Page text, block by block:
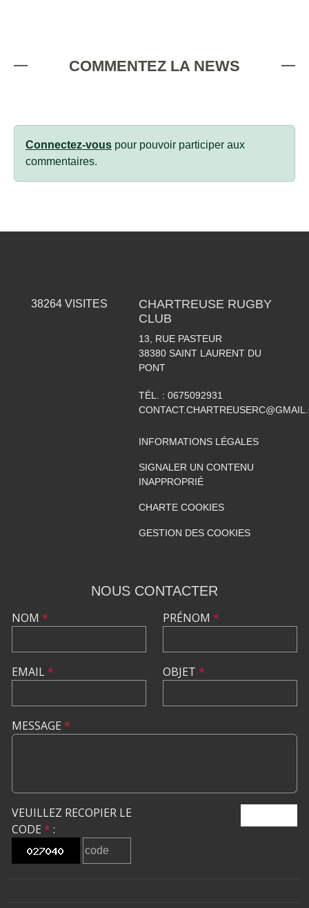
COMMENTEZ LA NEWS
Connectez-vous pour pouvoir participer aux
commentaires.
38264VISITES
CHARTREUSE RUGBY
CLUB
13, RUE PASTEUR
38380 SAINT LAURENT DU
PONT
TÉL. : 0675092931
INFORMATIONS LÉGALES
SIGNALER UN CONTENU
INAPPROPRIÉ
CHARTE COOKIES
GESTION DES COOKIES
NOUS CONTACTER
NOM *
EMAIL*
PRÉNOM *
OBJET *
MESSAGE *
VEUILLEZ RECOPIER LE
CODE * :